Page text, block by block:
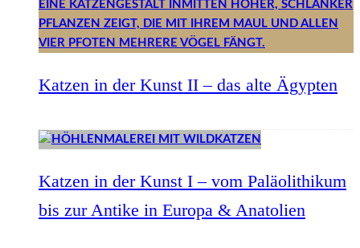
Katzen in der Kunst II – das alte Ägypten
Katzen in der Kunst I – vom Paläolithikum
bis zur Antike in Europa & Anatolien